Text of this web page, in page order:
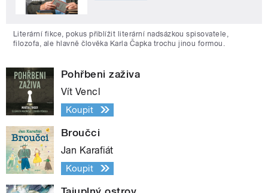
Literární fikce, pokus přiblížit literární nadsázkou spisovatele,
filozofa, ale hlavně člověka Karla Čapka trochu jinou formou.
Pohřbeni zaživa
Vít Vencl
Koupit
Broučci
Jan Karafiát
Koupit